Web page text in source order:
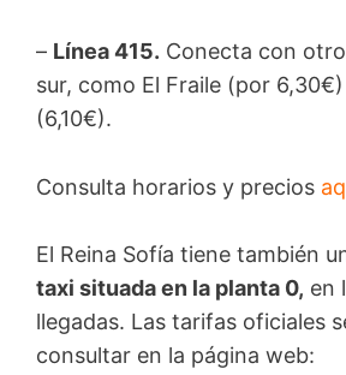
– Línea 415. Conecta con
sur, como El Fraile (por
(6,10€).
Consulta horarios y precios
El Reina Sofía tiene también
taxi situada en la planta 0, en
llegadas. Las tarifas oficiales
consultar en la página web: